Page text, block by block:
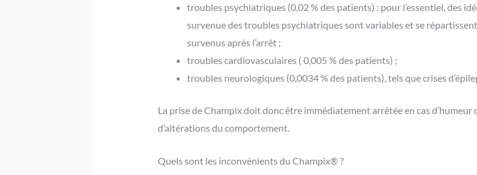
troubles psychiatriques (0,02 % des patients) : pour l’essentiel, des
survenue des troubles psychiatriques sont variables et se
survenus après l’arrêt ;
troubles cardiovasculaires ( 0,005 % des patients) ;
troubles neurologiques (0,0034 % des patients), tels que crises
La prise de Champix doit donc être immédiatement arrêtée en cas d’humeur
d’altérations du comportement.
Quels sont les inconvénients du Champix® ?